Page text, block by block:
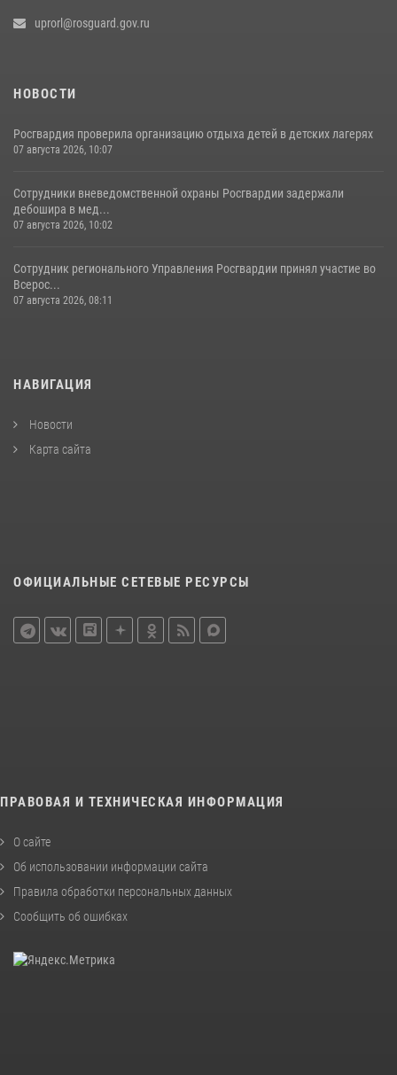
uprorl@rosguard.gov.ru
НОВОСТИ
Росгвардия проверила организацию отдыха детей в детских лагерях
07 августа 2026, 10:07
Сотрудники вневедомственной охраны Росгвардии задержали
дебошира в мед...
07 августа 2026, 10:02
Сотрудник регионального Управления Росгвардии принял участие во
Всерос...
07 августа 2026, 08:11
НАВИГАЦИЯ
Новости
Карта сайта
ОФИЦИАЛЬНЫЕ СЕТЕВЫЕ РЕСУРСЫ
ПРАВОВАЯ И ТЕХНИЧЕСКАЯ ИНФОРМАЦИЯ
О сайте
Об использовании информации сайта
Правила обработки персональных данных
Сообщить об ошибках